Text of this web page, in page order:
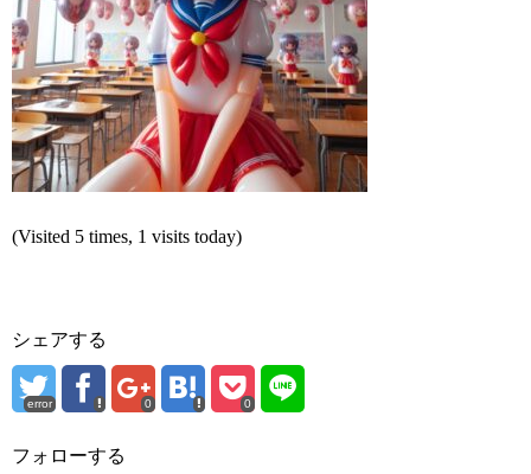
(Visited 5 times, 1 visits today)
シェアする
error 0 0
フォローする